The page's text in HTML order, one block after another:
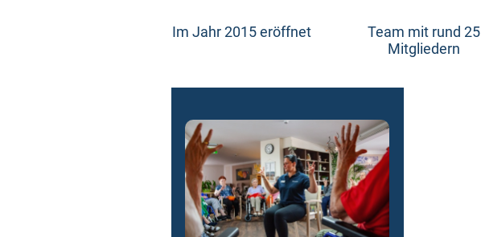
Im Jahr 2015 eröffnet
Team mit rund 25
Mitgliedern